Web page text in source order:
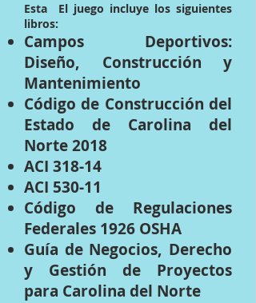
Esta
El juego incluye los siguientes
libros:
Campos Deportivos:
Diseño, Construcción y
Mantenimiento
Código de Construcción del
Estado de Carolina del
Norte 2018
ACI 318-14
ACI 530-11
Código de Regulaciones
Federales 1926 OSHA
Guía de Negocios, Derecho
y Gestión de Proyectos
para Carolina del Norte